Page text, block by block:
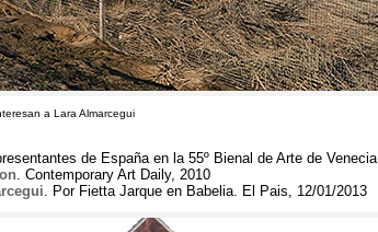
a Lara Almarcegui
de España en la 55º Bienal de Arte de Venecia
Contemporary Art Daily, 2010
Por Fietta Jarque en Babelia El Pais , 12/01/2013